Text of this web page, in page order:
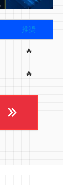
推奨
🔥
🔥